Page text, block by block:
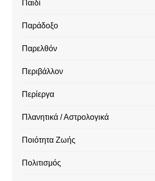
Παιδί
Παράδοξο
Παρελθόν
Περιβάλλον
Περίεργα
Πλανητικά / Αστρολογικά
Ποιότητα Ζωής
Πολιτισμός